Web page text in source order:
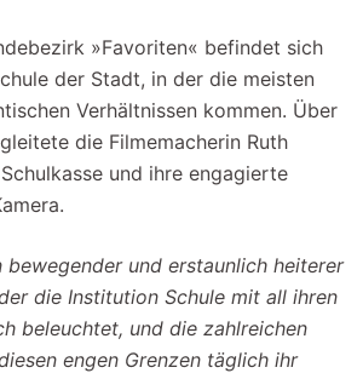
»Favoriten« befindet sich
der Stadt, in der die meisten
Verhältnissen kommen. Über
die Filmemacherin Ruth
und ihre engagierte
bewegender und erstaunlich heiterer
die Institution Schule mit all ihren
beleuchtet, und die zahlreichen
engen Grenzen täglich ihr